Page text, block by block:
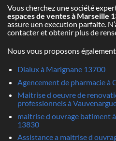
Vous cherchez une société
espaces de ventes à Marseille
assure uen execution parfaite.
contacter et obtenir plus de
Nous vous proposons
Dialux à Marignane 13700
Agencement de pharmacie à
Maitrise d oeuvre de
professionnels à
maitrise d ouvrage batiment
13830
Assistance a maitrise d